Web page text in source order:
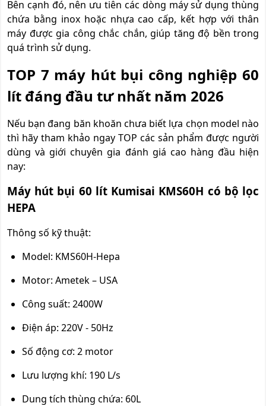
Bên cạnh đó, nên ưu tiên các dòng máy sử dụng thùng
chứa bằng inox hoặc nhựa cao cấp, kết hợp với thân
máy được gia công chắc chắn, giúp tăng độ bền trong
quá trình sử dụng.
TOP 7 máy hút bụi công nghiệp 60
lít đáng đầu tư nhất năm 2026
Nếu bạn đang băn khoăn chưa biết lựa chọn model nào
thì hãy tham khảo ngay TOP các sản phẩm được người
dùng và giới chuyên gia đánh giá cao hàng đầu hiện
nay:
Máy hút bụi 60 lít Kumisai KMS60H có bộ lọc
HEPA
Thông số kỹ thuật:
Model: KMS60H-Hepa
Motor: Ametek – USA
Công suất: 2400W
Điện áp: 220V - 50Hz
Số động cơ: 2 motor
Lưu lượng khí: 190 L/s
Dung tích thùng chứa: 60L